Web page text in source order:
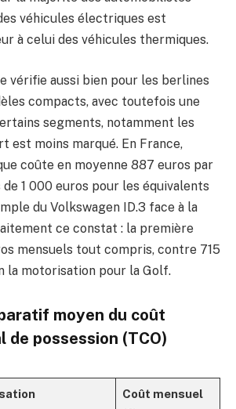
véhicules électriques est
à celui des véhicules thermiques.
vérifie aussi bien pour les berlines
compacts, avec toutefois une
segments, notamment les
est moins marqué. En France,
coûte en moyenne 887 euros par
1 000 euros pour les équivalents
du Volkswagen ID.3 face à la
ce constat : la première
mensuels tout compris, contre 715
la motorisation pour la Golf.
moyen du coût
de possession (TCO)
Coût mensuel